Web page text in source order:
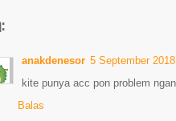
anakdenesor 5 September
kite punya acc pon problem
Balas